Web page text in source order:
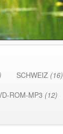
SCHWEIZ (16)
ROM-MP3 (12)